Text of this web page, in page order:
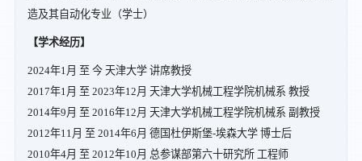
造及其自动化专业（学士）
【学术经历】
2024年1月 至 今 天津大学 讲席教授
2017年1月 至 2023年12月 天津大学机械工程学院机械系 教授
2014年9月 至 2016年12月 天津大学机械工程学院机械系 副教授
2012年11月 至 2014年6月 德国杜伊斯堡-埃森大学 博士后
2010年4月 至 2012年10月 总参谋部第六十研究所 工程师